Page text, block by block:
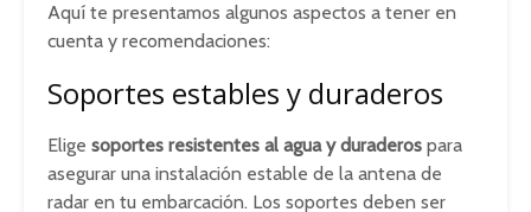
Aquí te presentamos algunos aspectos a tener en
cuenta y recomendaciones:
Soportes estables y duraderos
Elige soportes resistentes al agua y duraderos para
asegurar una instalación estable de la antena de
radar en tu embarcación. Los soportes deben ser